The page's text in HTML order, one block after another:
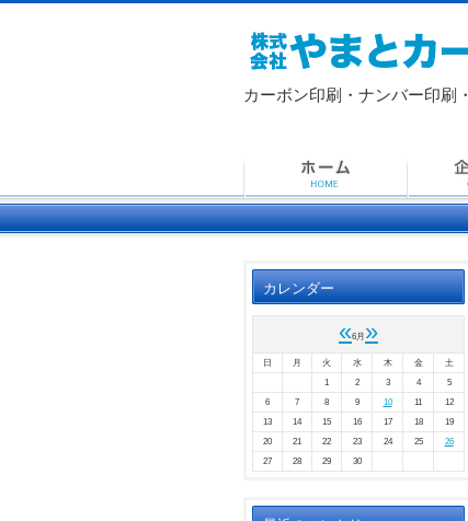
カーボン印刷・ナンバー印刷・
カレンダー
«6月 »
日 月 火 水 木 金
土
1
2 3 4
5
6
7 8 9 10 11
12
13
14 15 16 17 18
19
20
21 22 23 24 25
26
27
28 29 30